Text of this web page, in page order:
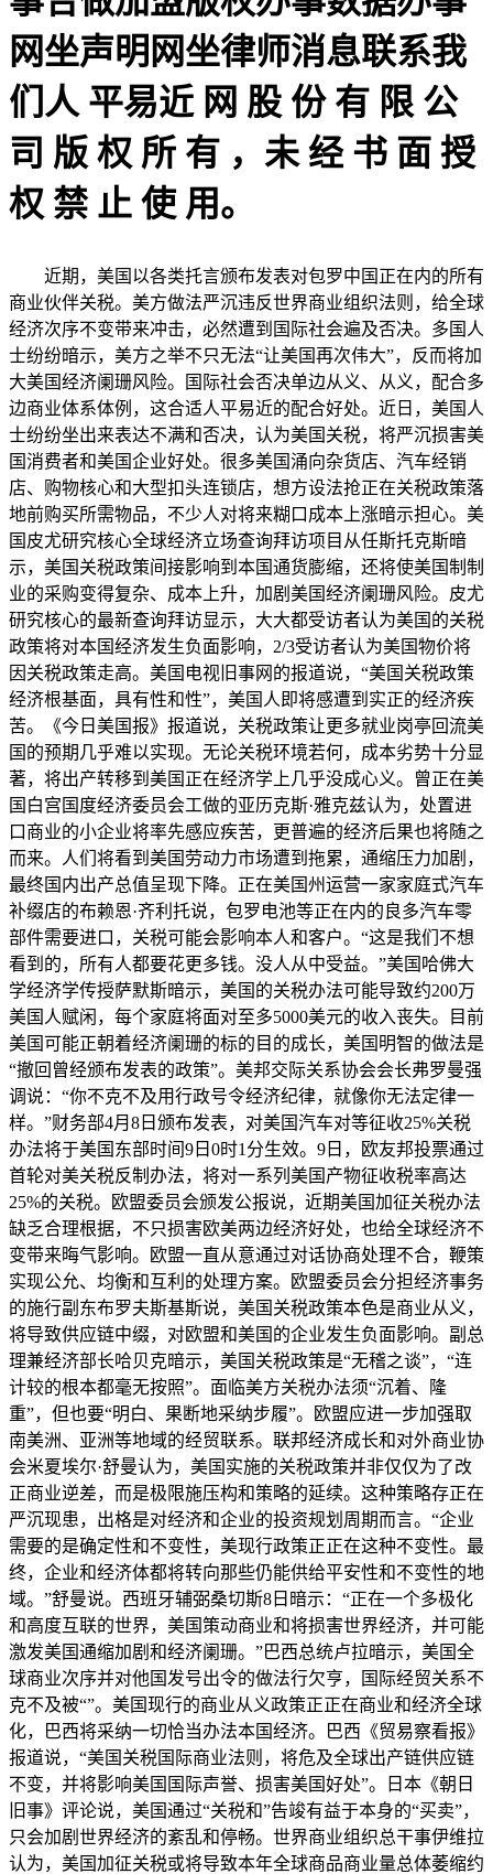
网坐声明网坐律师消息联系我
们人 平易近 网 股 份 有 限 公
司 版 权 所 有 ，未 经 书 面 授
权 禁 止 使 用。
近期，美国以各类托言颁布发表对包罗中国正在内的所有
商业伙伴关税。美方做法严沉违反世界商业组织法则，给全球
经济次序不变带来冲击，必然遭到国际社会遍及否决。多国人
士纷纷暗示，美方之举不只无法“让美国再次伟大”，反而将加
大美国经济阑珊风险。国际社会否决单边从义、从义，配合多
边商业体系体例，这合适人平易近的配合好处。近日，美国人
士纷纷坐出来表达不满和否决，认为美国关税，将严沉损害美
国消费者和美国企业好处。很多美国涌向杂货店、汽车经销
店、购物核心和大型扣头连锁店，想方设法抢正在关税政策落
地前购买所需物品，不少人对将来糊口成本上涨暗示担心。美
国皮尤研究核心全球经济立场查询拜访项目从任斯托克斯暗
示，美国关税政策间接影响到本国通货膨缩，还将使美国制制
业的采购变得复杂、成本上升，加剧美国经济阑珊风险。皮尤
研究核心的最新查询拜访显示，大大都受访者认为美国的关税
政策将对本国经济发生负面影响，2/3受访者认为美国物价将
因关税政策走高。美国电视旧事网的报道说，“美国关税政策
经济根基面，具有性和性”，美国人即将感遭到实正的经济疾
苦。《今日美国报》报道说，关税政策让更多就业岗亭回流美
国的预期几乎难以实现。无论关税环境若何，成本劣势十分显
著，将出产转移到美国正在经济学上几乎没成心义。曾正在美
国白宫国度经济委员会工做的亚历克斯·雅克兹认为，处置进
口商业的小企业将率先感应疾苦，更普遍的经济后果也将随之
而来。人们将看到美国劳动力市场遭到拖累，通缩压力加剧，
最终国内出产总值呈现下降。正在美国州运营一家家庭式汽车
补缀店的布赖恩·齐利托说，包罗电池等正在内的良多汽车零
部件需要进口，关税可能会影响本人和客户。“这是我们不想
看到的，所有人都要花更多钱。没人从中受益。”美国哈佛大
学经济学传授萨默斯暗示，美国的关税办法可能导致约200万
美国人赋闲，每个家庭将面对至多5000美元的收入丧失。目前
美国可能正朝着经济阑珊的标的目的成长，美国明智的做法是
“撤回曾经颁布发表的政策”。美邦交际关系协会会长弗罗曼强
调说：“你不克不及用行政号令经济纪律，就像你无法定律一
样。”财务部4月8日颁布发表，对美国汽车对等征收25%关税
办法将于美国东部时间9日0时1分生效。9日，欧友邦投票通过
首轮对美关税反制办法，将对一系列美国产物征收税率高达
25%的关税。欧盟委员会颁发公报说，近期美国加征关税办法
缺乏合理根据，不只损害欧美两边经济好处，也给全球经济不
变带来晦气影响。欧盟一直从意通过对话协商处理不合，鞭策
实现公允、均衡和互利的处理方案。欧盟委员会分担经济事务
的施行副东布罗夫斯基斯说，美国关税政策本色是商业从义，
将导致供应链中缀，对欧盟和美国的企业发生负面影响。副总
理兼经济部长哈贝克暗示，美国关税政策是“无稽之谈”，“连
计较的根本都毫无按照”。面临美方关税办法须“沉着、隆
重”，但也要“明白、果断地采纳步履”。欧盟应进一步加强取
南美洲、亚洲等地域的经贸联系。联邦经济成长和对外商业协
会米夏埃尔·舒曼认为，美国实施的关税政策并非仅仅为了改
正商业逆差，而是极限施压构和策略的延续。这种策略存正在
严沉现患，出格是对经济和企业的投资规划周期而言。“企业
需要的是确定性和不变性，美现行政策正正在这种不变性。最
终，企业和经济体都将转向那些仍能供给平安性和不变性的地
域。”舒曼说。西班牙辅弼桑切斯8日暗示：“正在一个多极化
和高度互联的世界，美国策动商业和将损害世界经济，并可能
激发美国通缩加剧和经济阑珊。”巴西总统卢拉暗示，美国全
球商业次序并对他国发号出令的做法行欠亨，国际经贸关系不
克不及被“”。美国现行的商业从义政策正正在商业和经济全球
化，巴西将采纳一切恰当办法本国经济。巴西《贸易察看报》
报道说，“美国关税国际商业法则，将危及全球出产链供应链
不变，并将影响美国国际声誉、损害美国好处”。日本《朝日
旧事》评论说，美国通过“关税和”告竣有益于本身的“买卖”，
只会加剧世界经济的紊乱和停畅。世界商业组织总干事伊维拉
认为，美国加征关税或将导致本年全球商品商业量总体萎缩约